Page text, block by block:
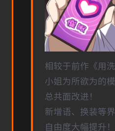
相较于前作《用
小姐为所欲为的
总共面改进！
新增语、换装等
自由度大幅提升